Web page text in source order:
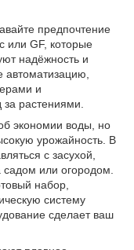
предпочтение
или GF, которые
надёжность и
автоматизацию,
и
растениями.
экономии воды, но
урожайность. В
с засухой,
или огородом.
набор,
систему
сделает ваш